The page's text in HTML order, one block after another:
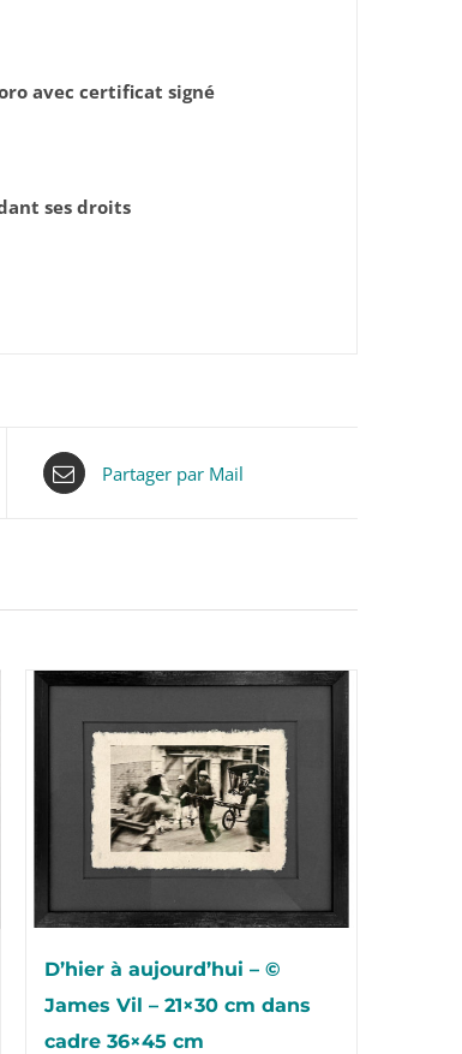
avec certificat signé
ses droits
Partager par Mail
D’hier à aujourd’hui – ©
James Vil – 21×30 cm dans
cadre 36×45 cm